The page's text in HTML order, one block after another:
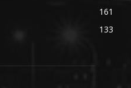
161
133